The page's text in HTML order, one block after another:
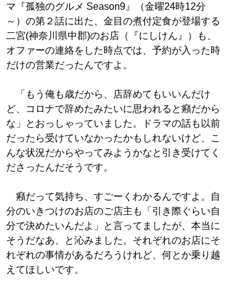
マ『孤独のグルメ Season9』（金曜24時12分
～）の第２話に出た、金目の煮付定食が登場する
二宮(神奈川県中郡)のお店（『にしけん』）も、
オファーの連絡をした時点では、予約が入った時
だけの営業だったんですよ。
「もう俺も歳だから、店辞めてもいいんだけ
ど、コロナで辞めたみたいに思われると癪だから
な」とおっしゃっていました。ドラマの話も以前
だったら受けていなかったかもしれないけど、こ
んな状況だからやってみようかなと引き受けてく
ださったんだそうです。
癪だって気持ち、すごーくわかるんですよ。自
分のいきつけのお店のご店主も「引き際ぐらい自
分で決めたいんだよ」と言ってましたが、本当に
そうだなあ、と沁みました。それぞれのお店にそ
れぞれの事情があるだろうけれど、何とか乗り越
えてほしいです。